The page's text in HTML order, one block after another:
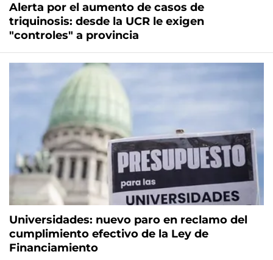
Alerta por el aumento de casos de
triquinosis: desde la UCR le exigen
"controles" a provincia
Universidades: nuevo paro en reclamo del
cumplimiento efectivo de la Ley de
Financiamiento